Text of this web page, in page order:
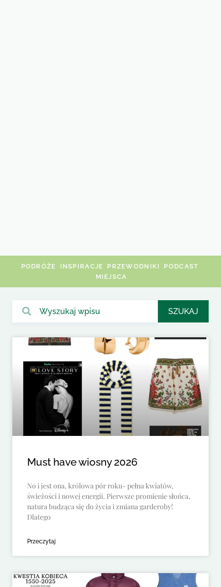
PODRÓŻE INSPIRACJE PRZEWODNIKI
PODCAST
MIEJSCA
SZUKAJ
Must have wiosny 2026
No i jest ona, królowa pór roku- pełna kwiatów,
świeżości i nowej energii. Pierwsze promienie słońca,
natura budząca się do życia i zmiana garderoby!
Dlatego
Przeczytaj